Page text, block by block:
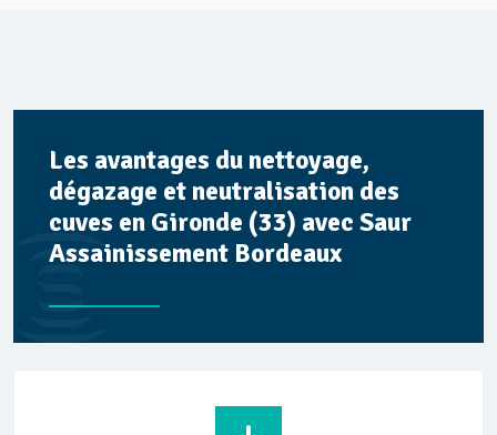
Les avantages du nettoyage,
dégazage et neutralisation des
cuves en Gironde (33) avec Saur
Assainissement Bordeaux